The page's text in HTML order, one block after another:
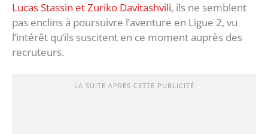
Lucas Stassin et Zuriko Davitashvili, ils ne semblent
pas enclins à poursuivre l’aventure en Ligue 2, vu
l’intérêt qu’ils suscitent en ce moment auprès des
recruteurs.
LA SUITE APRÈS CETTE PUBLICITÉ